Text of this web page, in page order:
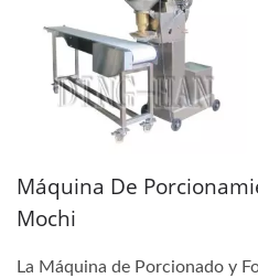
Máquina De
Mochi
La Máquina de Porcionado y